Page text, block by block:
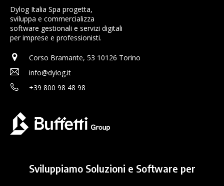
Dylog Italia Spa progetta,
sviluppa e commercializza
software gestionali e servizi digitali
per imprese e professionisti.
Corso Bramante, 53 10126 Torino
info@dylog.it
+39 800 98 48 98
Sviluppiamo Soluzioni e Software per